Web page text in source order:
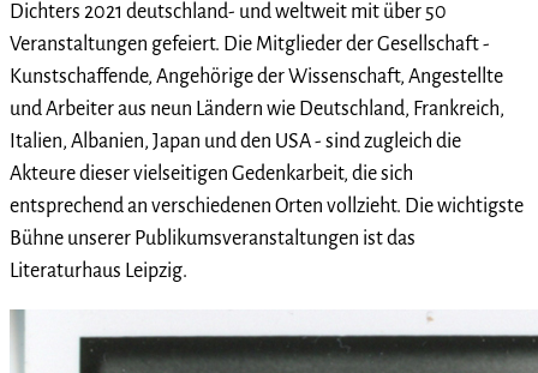
Dichters 2021 deutschland- und weltweit mit über 50
Veranstaltungen gefeiert. Die Mitglieder der Gesellschaft -
Kunstschaffende, Angehörige der Wissenschaft, Angestellte
und Arbeiter aus neun Ländern wie Deutschland, Frankreich,
Italien, Albanien, Japan und den USA - sind zugleich die
Akteure dieser vielseitigen Gedenkarbeit, die sich
entsprechend an verschiedenen Orten vollzieht. Die wichtigste
Bühne unserer Publikumsveranstaltungen ist das
Literaturhaus Leipzig.